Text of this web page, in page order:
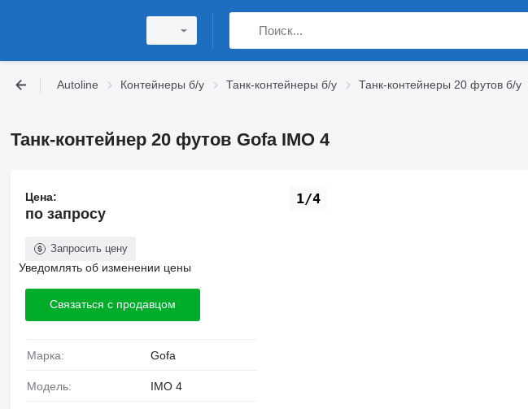
Autoline Контейнеры б/у Танк-контейнеры б/у Танк-контейнеры 20 футов б/у
Танк-контейнер 20 футов Gofa IMO 4
1/4
Цена:
по запросу
Запросить цену
Уведомлять об изменении цены
Связаться с продавцом
Марка: Gofa
Модель: IMO 4